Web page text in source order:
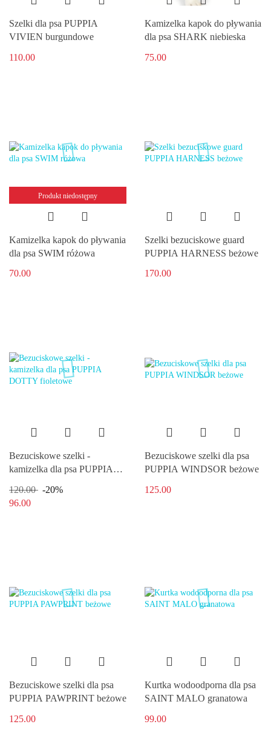
Szelki dla psa PUPPIA
VIVIEN burgundowe
110.00
Kamizelka kapok do pływania
dla psa SHARK niebieska
75.00
Produkt niedostępny
Kamizelka kapok do pływania
dla psa SWIM różowa
70.00
Szelki bezuciskowe guard
PUPPIA HARNESS beżowe
170.00
Bezuciskowe szelki -
kamizelka dla psa PUPPIA
120.00
-20%
96.00
Bezuciskowe szelki dla psa
PUPPIA WINDSOR beżowe
125.00
Bezuciskowe szelki dla psa
PUPPIA PAWPRINT beżowe
125.00
Kurtka wodoodporna dla psa
SAINT MALO granatowa
99.00